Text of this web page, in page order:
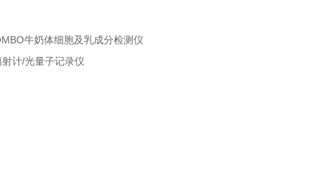
牛奶体细胞及乳成分检测仪
计/光量子记录仪